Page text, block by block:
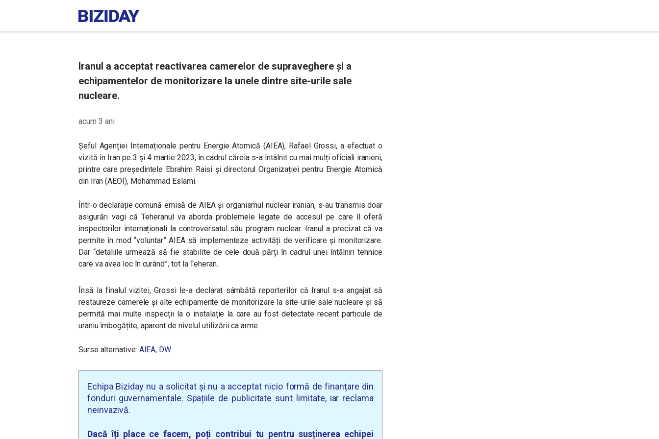
Iranul a acceptat reactivarea camerelor de supraveghere și a
echipamentelor de monitorizare la unele dintre site-urile sale
nucleare.
acum 3 ani
Șeful Agenției Internaționale pentru Energie Atomică (AIEA), Rafael Grossi, a efectuat o
vizită în Iran pe 3 și 4 martie 2023, în cadrul căreia s-a întâlnit cu mai mulți oficiali iranieni,
printre care președintele Ebrahim Raisi și directorul Organizației pentru Energie Atomică
din Iran (AEOI), Mohammad Eslami.
Într-o declarație comună emisă de AIEA și organismul nuclear iranian, s-au transmis doar
asigurări vagi că Teheranul va aborda problemele legate de accesul pe care îl oferă
inspectorilor internaționali la controversatul său program nuclear. Iranul a precizat că va
permite în mod “voluntar” AIEA să implementeze activități de verificare și monitorizare.
Dar “detaliile urmează să fie stabilite de cele două părți în cadrul unei întâlniri tehnice
care va avea loc în curând”, tot la Teheran.
Însă la finalul vizitei, Grossi le-a declarat sâmbătă reporterilor că Iranul s-a angajat să
restaureze camerele și alte echipamente de monitorizare la site-urile sale nucleare și să
permită mai multe inspecții la o instalație la care au fost detectate recent particule de
uraniu îmbogățite, aparent de nivelul utilizării ca arme.
Surse alternative: AIEA, DW
Echipa Biziday nu a solicitat și nu a acceptat nicio formă de finanțare din
fonduri guvernamentale. Spațiile de publicitate sunt limitate, iar reclama
neinvazivă.
Dacă îți place ce facem, poți contribui tu pentru susținerea echipei